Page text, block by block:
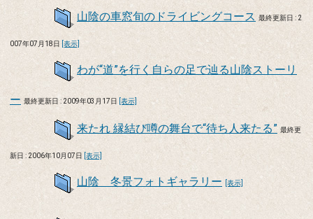
山陰の車窓旬のドライビングコース 最終更新日 : 2
007年07月18日 [表示]
わが“道”を行く自らの足で辿る山陰ストーリ
ー 最終更新日 : 2009年03月17日 [表示]
来たれ 縁結び噂の舞台で“待ち人来たる” 最終更
新日 : 2006年10月07日 [表示]
山陰 冬景フォトギャラリー [表示]